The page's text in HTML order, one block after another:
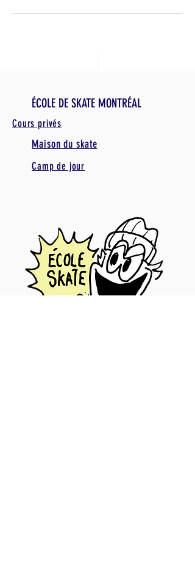
ÉCOLE DE SKATE MONTRÉAL
Cours privés
Maison du skate
Camp de jour